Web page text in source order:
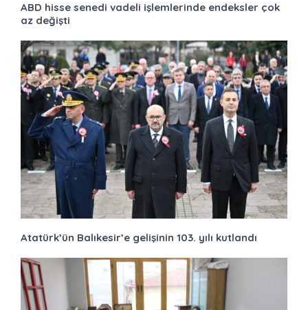
ABD hisse senedi vadeli işlemlerinde endeksler çok
az değişti
Atatürk’ün Balıkesir’e gelişinin 103. yılı kutlandı